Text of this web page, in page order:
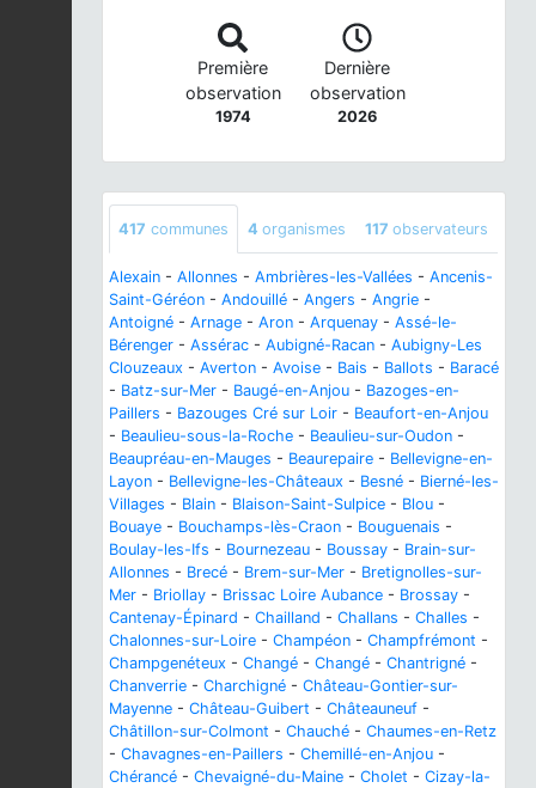
Première
observation
1974
Dernière
observation
2026
417 communes 4 organismes 117 observateurs
Alexain - Allonnes - Ambrières-les-Vallées - Ancenis-
Saint-Géréon - Andouillé - Angers - Angrie -
Antoigné - Arnage - Aron - Arquenay - Assé-le-
Bérenger - Assérac - Aubigné-Racan - Aubigny-Les
Clouzeaux - Averton - Avoise - Bais - Ballots - Baracé
- Batz-sur-Mer - Baugé-en-Anjou - Bazoges-en-
Paillers - Bazouges Cré sur Loir - Beaufort-en-Anjou
- Beaulieu-sous-la-Roche - Beaulieu-sur-Oudon -
Beaupréau-en-Mauges - Beaurepaire - Bellevigne-en-
Layon - Bellevigne-les-Châteaux - Besné - Bierné-les-
Villages - Blain - Blaison-Saint-Sulpice - Blou -
Bouaye - Bouchamps-lès-Craon - Bouguenais -
Boulay-les-Ifs - Bournezeau - Boussay - Brain-sur-
Allonnes - Brecé - Brem-sur-Mer - Bretignolles-sur-
Mer - Briollay - Brissac Loire Aubance - Brossay -
Cantenay-Épinard - Chailland - Challans - Challes -
Chalonnes-sur-Loire - Champéon - Champfrémont -
Champgenéteux - Changé - Changé - Chantrigné -
Chanverrie - Charchigné - Château-Gontier-sur-
Mayenne - Château-Guibert - Châteauneuf -
Châtillon-sur-Colmont - Chauché - Chaumes-en-Retz
- Chavagnes-en-Paillers - Chemillé-en-Anjou -
Chérancé - Chevaigné-du-Maine - Cholet - Cizay-la-